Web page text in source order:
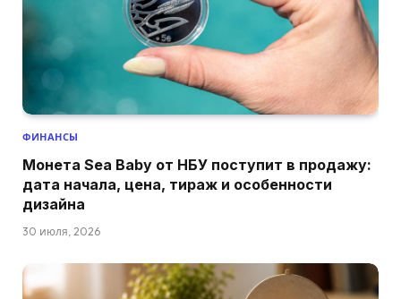
ФИНАНСЫ
Монета Sea Baby от НБУ поступит в продажу:
дата начала, цена, тираж и особенности
дизайна
30 июля, 2026